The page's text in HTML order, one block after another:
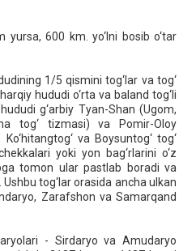
600 km. yo‘lni bosib o‘tar
1/5 qismini tog‘lar va tog‘
hududi o‘rta va baland tog‘li
g‘arbiy Tyan-Shan (Ugom,
tog‘ tizmasi) va Pomir-Oloy
va Boysuntog‘ tog‘
yoki yon bag‘rlarini o‘z
tomon ular pastlab boradi va
tog‘lar orasida ancha ulkan
Zarafshon va Samarqand
- Sirdaryo va Amudaryo